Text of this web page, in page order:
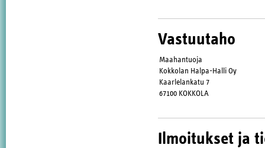
Vastuutaho
Maahantuoja
Kokkolan Halpa-Halli Oy
Kaarlelankatu 7
67100 KOKKOLA
Ilmoitukset ja